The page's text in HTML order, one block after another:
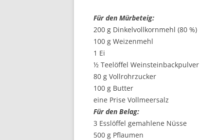
Für den Mürbeteig:
200 g Dinkelvollkornmehl (80 %)
100 g Weizenmehl
1 Ei
½ Teelöffel Weinsteinbackpulver
80 g Vollrohrzucker
100 g Butter
eine Prise Vollmeersalz
Für den Belag:
3 Esslöffel gemahlene Nüsse
500 g Pflaumen